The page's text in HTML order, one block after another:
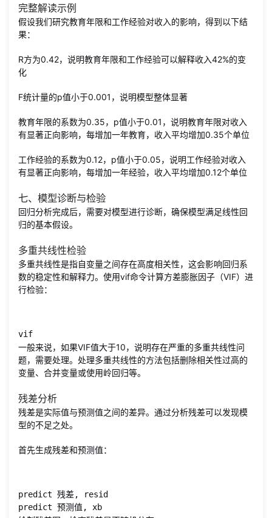
完整解读示例
假设我们研究教育年限和工作经验对收入的影响，得到以下结
果：
R方为0.42，说明教育年限和工作经验可以解释收入42%的变
化
F统计量的p值小于0.001，说明模型整体显著
教育年限的系数为0.35，p值小于0.01，说明教育年限对收入
有显著正向影响，每增加一年教育，收入平均增加0.35个单位
工作经验的系数为0.12，p值小于0.05，说明工作经验对收入
有显著正向影响，每增加一年经验，收入平均增加0.12个单位
七、模型诊断与检验
回归分析完成后，需要对模型进行诊断，确保模型满足线性回
归的基本假设。
多重共线性检验
多重共线性是指自变量之间存在高度相关性，这会影响回归系
数的稳定性和解释力。使用vif命令计算方差膨胀因子（VIF）进
行检验：
vif
一般来说，如果VIF值大于10，说明存在严重的多重共线性问
题，需要处理。处理多重共线性的方法包括删除相关性过高的
变量、合并变量或使用岭回归等。
残差分析
残差是实际值与预测值之间的差异。通过分析残差可以发现模
型的不足之处。
首先生成残差和预测值：
predict 残差, resid
predict 预测值, xb